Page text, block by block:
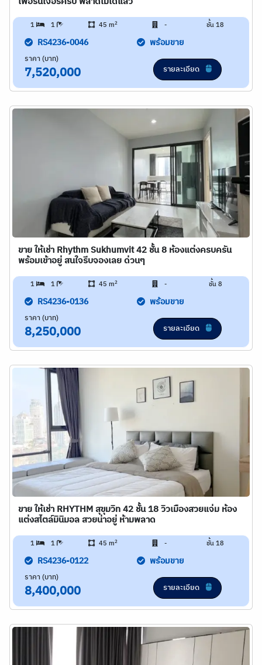
1 1 45 m2 - ชั้น 18
RS4236-0046 พร้อมขาย
ราคา (บาท)
7,520,000 รายละเอียด
ขาย ให้เช่า Rhythm Sukhumvit 42 ชั้น 8 ห้องแต่งครบครัน
พร้อมเข้าอยู่ สนใจรีบจองเลย ด่วนๆ
1 1 45 m2 - ชั้น 8
RS4236-0136 พร้อมขาย
ราคา (บาท)
8,250,000 รายละเอียด
ขาย ให้เช่า RHYTHM สุขุมวิท 42 ชั้น 18 วิวเมืองสวยแจ่ม ห้อง
แต่งสไตล์มินิมอล สวยน่าอยู่ ห้ามพลาด
1 1 45 m2 - ชั้น 18
RS4236-0122 พร้อมขาย
ราคา (บาท)
8,400,000 รายละเอียด